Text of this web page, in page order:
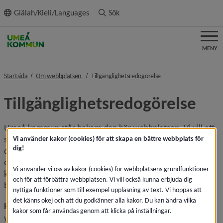
innehållet
Giälah/Kieli/Languages Sök
MENY
Startsida Om webbplatsen nivå i brödsmulenavigeringen
Tillgänglighetsredogörelsenivå i
Tillgänglighetsredogörelse
Umeå kommun står bakom den här webbplatsen. Vi vill att
så många som möjligt ska kunna använda den. Det här
dokumentet beskriver hur Umeå kommun uppfyller lagen
om tillgänglighet till digital offentlig service, eventuella
kända tillgänglighetsproblem och hur du kan rapportera
brister till oss så att vi kan åtgärda dem.
Hur tillgänglig är webbplatsen?
Vi är medvetna om att delar av webbplatsen inte är helt
Vi använder kakor (cookies) för att skapa en bättre webbplats för
dig!
Vi använder vi oss av kakor (cookies) för webbplatsens grundfunktioner
och för att förbättra webbplatsen. Vi vill också kunna erbjuda dig
nyttiga funktioner som till exempel uppläsning av text. Vi hoppas att
det känns okej och att du godkänner alla kakor. Du kan ändra vilka
kakor som får användas genom att klicka på inställningar.